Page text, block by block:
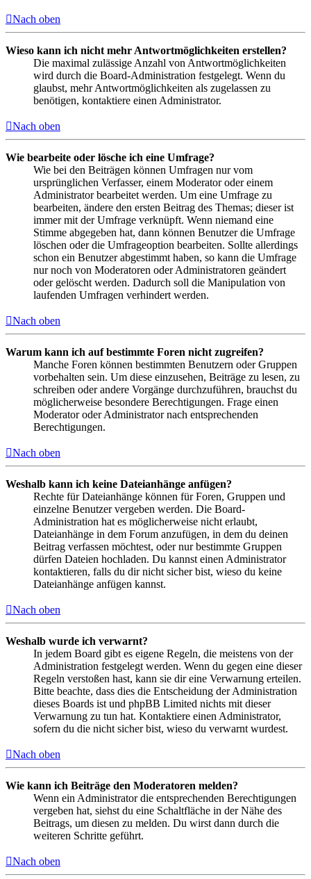
Nach oben
Wieso kann ich nicht mehr Antwortmöglichkeiten erstellen?
Die maximal zulässige Anzahl von Antwortmöglichkeiten
wird durch die Board-Administration festgelegt. Wenn du
glaubst, mehr Antwortmöglichkeiten als zugelassen zu
benötigen, kontaktiere einen Administrator.
Nach oben
Wie bearbeite oder lösche ich eine Umfrage?
Wie bei den Beiträgen können Umfragen nur vom
ursprünglichen Verfasser, einem Moderator oder einem
Administrator bearbeitet werden. Um eine Umfrage zu
bearbeiten, ändere den ersten Beitrag des Themas; dieser ist
immer mit der Umfrage verknüpft. Wenn niemand eine
Stimme abgegeben hat, dann können Benutzer die Umfrage
löschen oder die Umfrageoption bearbeiten. Sollte allerdings
schon ein Benutzer abgestimmt haben, so kann die Umfrage
nur noch von Moderatoren oder Administratoren geändert
oder gelöscht werden. Dadurch soll die Manipulation von
laufenden Umfragen verhindert werden.
Nach oben
Warum kann ich auf bestimmte Foren nicht zugreifen?
Manche Foren können bestimmten Benutzern oder Gruppen
vorbehalten sein. Um diese einzusehen, Beiträge zu lesen, zu
schreiben oder andere Vorgänge durchzuführen, brauchst du
möglicherweise besondere Berechtigungen. Frage einen
Moderator oder Administrator nach entsprechenden
Berechtigungen.
Nach oben
Weshalb kann ich keine Dateianhänge anfügen?
Rechte für Dateianhänge können für Foren, Gruppen und
einzelne Benutzer vergeben werden. Die Board-
Administration hat es möglicherweise nicht erlaubt,
Dateianhänge in dem Forum anzufügen, in dem du deinen
Beitrag verfassen möchtest, oder nur bestimmte Gruppen
dürfen Dateien hochladen. Du kannst einen Administrator
kontaktieren, falls du dir nicht sicher bist, wieso du keine
Dateianhänge anfügen kannst.
Nach oben
Weshalb wurde ich verwarnt?
In jedem Board gibt es eigene Regeln, die meistens von der
Administration festgelegt werden. Wenn du gegen eine dieser
Regeln verstoßen hast, kann sie dir eine Verwarnung erteilen.
Bitte beachte, dass dies die Entscheidung der Administration
dieses Boards ist und phpBB Limited nichts mit dieser
Verwarnung zu tun hat. Kontaktiere einen Administrator,
sofern du die nicht sicher bist, wieso du verwarnt wurdest.
Nach oben
Wie kann ich Beiträge den Moderatoren melden?
Wenn ein Administrator die entsprechenden Berechtigungen
vergeben hat, siehst du eine Schaltfläche in der Nähe des
Beitrags, um diesen zu melden. Du wirst dann durch die
weiteren Schritte geführt.
Nach oben